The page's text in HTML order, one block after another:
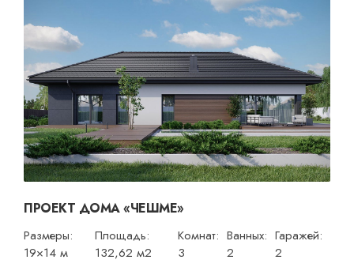
ПРОЕКТ ДОМА «ЧЕШМЕ»
Размеры:
19×14 м
Площадь:
132,62 м2
Комнат:
3
Ванных:
2
Гаражей:
2